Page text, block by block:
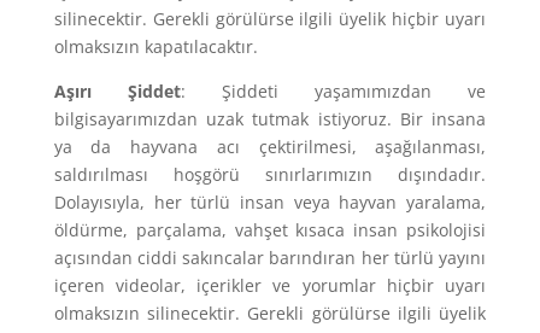
silinecektir. Gerekli görülürse ilgili üyelik hiçbir uyarı
olmaksızın kapatılacaktır.
Aşırı Şiddet: Şiddeti yaşamımızdan ve
bilgisayarımızdan uzak tutmak istiyoruz. Bir insana
ya da hayvana acı çektirilmesi, aşağılanması,
saldırılması hoşgörü sınırlarımızın dışındadır.
Dolayısıyla, her türlü insan veya hayvan yaralama,
öldürme, parçalama, vahşet kısaca insan psikolojisi
açısından ciddi sakıncalar barındıran her türlü yayını
içeren videolar, içerikler ve yorumlar hiçbir uyarı
olmaksızın silinecektir. Gerekli görülürse ilgili üyelik